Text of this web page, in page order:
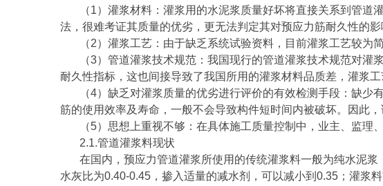
（1）灌浆材料：灌浆用的水泥浆质量好坏将直接关系到管
法，很难考证其质量的优劣，更无法判定其对预应力筋耐久性的影
（2）灌浆工艺：由于缺乏系统试验资料，目前灌浆工艺较为
（3）管道灌浆技术规范：我国现行的管道灌浆技术规范对
耐久性指标，这也间接导致了我国所用的灌浆材料品质差，灌浆工
（4）缺乏对灌浆质量的优劣进行评价的有效检测手段：缺
筋的使用效率及寿命，一般不会导致构件短时间内被破坏。因此
（5）思想上重视不够：在具体施工质量控制中，业主、监
2.1.管道灌浆料现状
在国内，预应力管道灌浆所使用的传统灌浆料一般为纯水泥
水灰比为0.40-0.45，掺入适量的减水剂，可以减小到0.35；灌浆